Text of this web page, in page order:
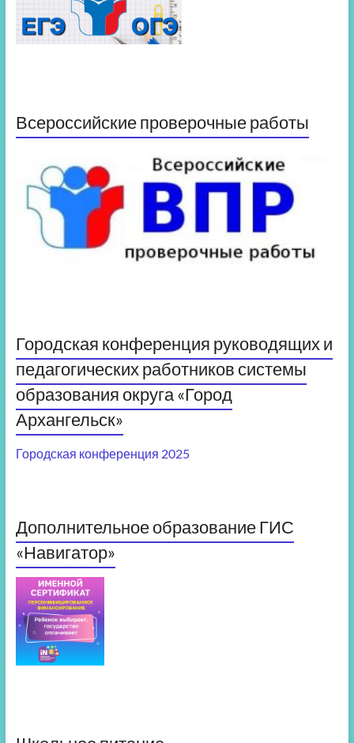
Всероссийские проверочные работы
Городская конференция руководящих и
педагогических работников системы
образования округа «Город
Архангельск»
Городская конференция 2025
Дополнительное образование ГИС
«Навигатор»